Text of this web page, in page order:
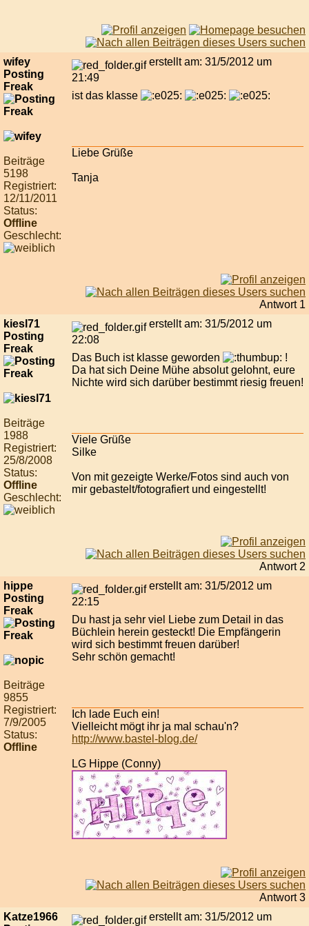
wifey
Posting
Freak
Beiträge
5198
Registriert:
12/11/2011
Status:
Offline
Geschlecht:
erstellt am: 31/5/2012 um
21:49
ist das klasse
Liebe Grüße
Tanja
Antwort 1
kiesl71
Posting
Freak
Beiträge
1988
Registriert:
25/8/2008
Status:
Offline
Geschlecht:
erstellt am: 31/5/2012 um
22:08
Das Buch ist klasse geworden
!
Da hat sich Deine Mühe absolut gelohnt, eure
Nichte wird sich darüber bestimmt riesig freuen!
Viele Grüße
Silke
Von mit gezeigte Werke/Fotos sind auch von
mir gebastelt/fotografiert und eingestellt!
Antwort 2
hippe
Posting
Freak
Beiträge
9855
Registriert:
7/9/2005
Status:
Offline
erstellt am: 31/5/2012 um
22:15
Du hast ja sehr viel Liebe zum Detail in das
Büchlein herein gesteckt! Die Empfängerin
wird sich bestimmt freuen darüber!
Sehr schön gemacht!
Ich lade Euch ein!
Vielleicht mögt ihr ja mal schau'n?
http://www.bastel-blog.de/
LG Hippe (Conny)
Antwort 3
Katze1966
erstellt am: 31/5/2012 um